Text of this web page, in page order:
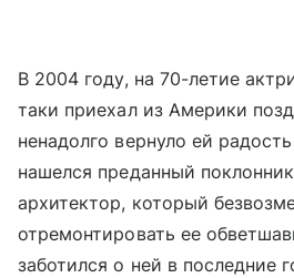
В 2004 году, на 70-летие
таки приехал из Америки
ненадолго вернуло ей
нашелся преданный
архитектор, который
отремонтировать ее
заботился о ней в последние